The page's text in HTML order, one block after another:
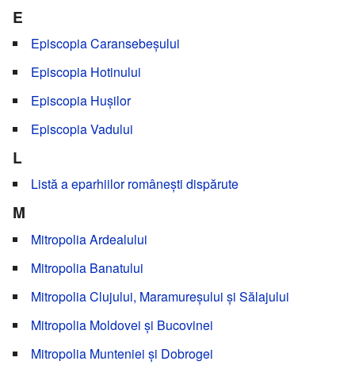
E
Episcopia Caransebeșului
Episcopia Hotinului
Episcopia Hușilor
Episcopia Vadului
L
Listă a eparhiilor românești dispărute
M
Mitropolia Ardealului
Mitropolia Banatului
Mitropolia Clujului, Maramureșului și Sălajului
Mitropolia Moldovei și Bucovinei
Mitropolia Munteniei și Dobrogei